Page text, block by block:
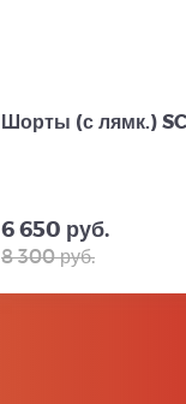
Шорты (с лямк.)
6 650 руб.
8 300 руб.